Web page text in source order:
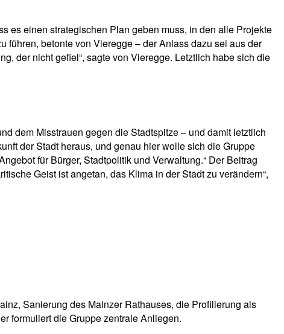
es einen strategischen Plan geben muss, in den alle Projekte
führen, betonte von Vieregge – der Anlass dazu sei aus der
der nicht gefiel“, sagte von Vieregge. Letztlich habe sich die
dem Misstrauen gegen die Stadtspitze – und damit letztlich
der Stadt heraus, und genau hier wolle sich die Gruppe
für Bürger, Stadtpolitik und Verwaltung.“ Der Beitrag
Geist ist angetan, das Klima in der Stadt zu verändern“,
Sanierung des Mainzer Rathauses, die Profilierung als
formuliert die Gruppe zentrale Anliegen.